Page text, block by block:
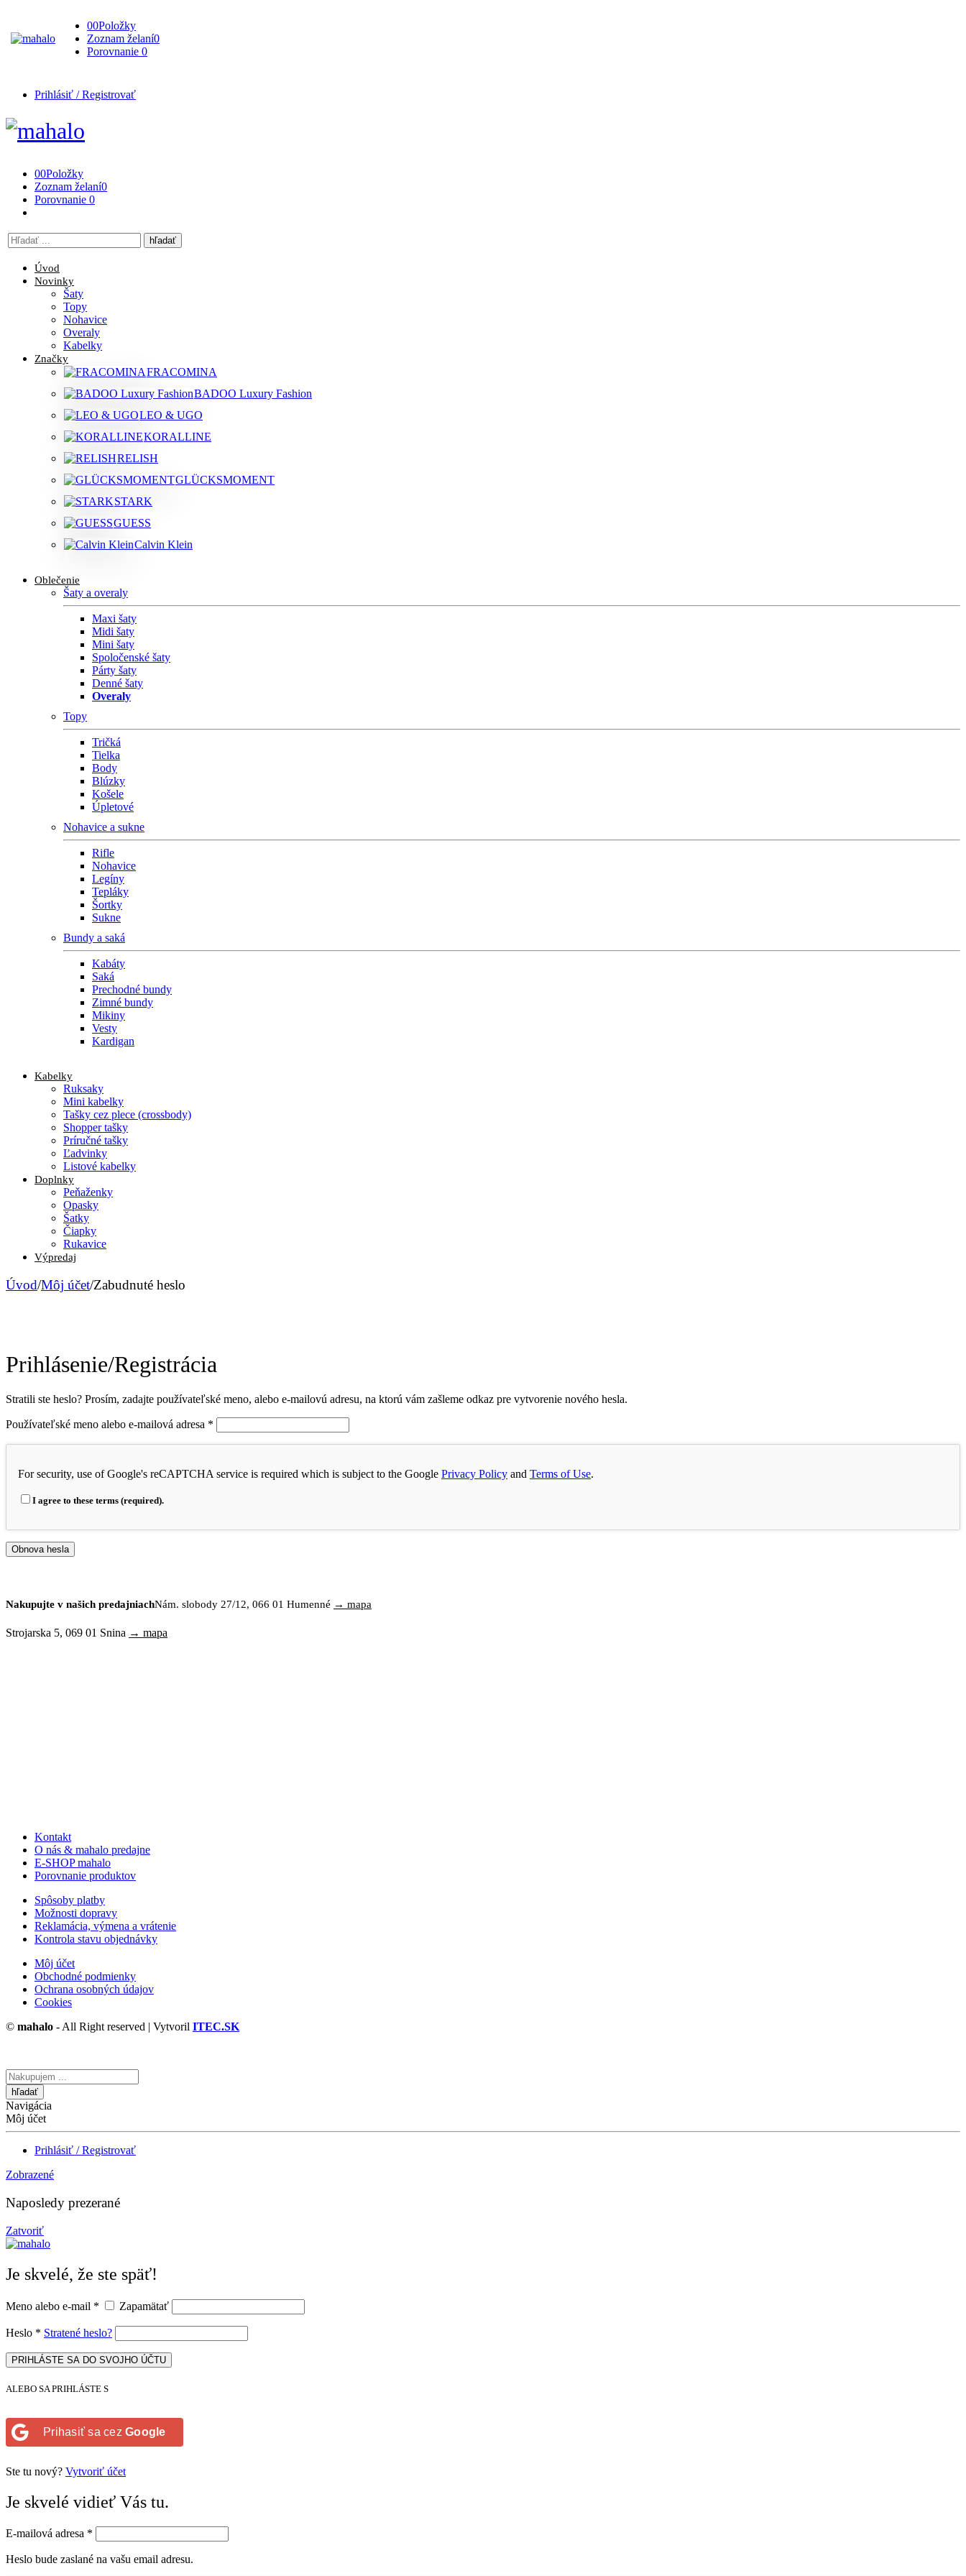
00Položky
Zoznam želaní0
Porovnanie 0
Prihlásiť / Registrovať
00Položky
Zoznam želaní0
Porovnanie 0
Vyhľadávanie
tu
Úvod
Novinky
Šaty
Topy
Nohavice
Overaly
Kabelky
Značky
FRACOMINA
BADOO Luxury Fashion
LEO & UGO
KORALLINE
RELISH
GLÜCKSMOMENT
STARK
GUESS
Calvin Klein
Oblečenie
Šaty a overaly
Maxi šaty
Midi šaty
Mini šaty
Spoločenské šaty
Párty šaty
Denné šaty
Overaly
Topy
Tričká
Tielka
Body
Blúzky
Košele
Úpletové
Nohavice a sukne
Rifle
Nohavice
Legíny
Tepláky
Šortky
Sukne
Bundy a saká
Kabáty
Saká
Prechodné bundy
Zimné bundy
Mikiny
Vesty
Kardigan
Kabelky
Ruksaky
Mini kabelky
Tašky cez plece (crossbody)
Shopper tašky
Príručné tašky
Ľadvinky
Listové kabelky
Doplnky
Peňaženky
Opasky
Šatky
Čiapky
Rukavice
Výpredaj
Úvod/Môj účet/Zabudnuté heslo
Prihlásenie/Registrácia
Stratili ste heslo? Prosím, zadajte používateľské meno, alebo e-mailovú adresu, na ktorú vám zašleme odkaz pre vytvorenie nového hesla.
Používateľské meno alebo e-mailová adresa *
For security, use of Google's reCAPTCHA service is required which is subject to the Google Privacy Policy and Terms of Use.
I agree to these terms (required).
Obnova hesla
Nakupujte v našich predajniachNám. slobody 27/12, 066 01 Humenné → mapa
Strojarska 5, 069 01 Snina → mapa
Kontakt
O nás & mahalo predajne
E-SHOP mahalo
Porovnanie produktov
Spôsoby platby
Možnosti dopravy
Reklamácia, výmena a vrátenie
Kontrola stavu objednávky
Môj účet
Obchodné podmienky
Ochrana osobných údajov
Cookies
© mahalo - All Right reserved | Vytvoril ITEC.SK
Vyhľadávanie
tu
Navigácia
Môj účet
Prihlásiť / Registrovať
Zobrazené
Naposledy prezerané
Zatvoriť
Je skvelé, že ste späť!
Meno alebo e-mail * Zapamätať
Heslo * Stratené heslo?
PRIHLÁSTE SA DO SVOJHO ÚČTU
ALEBO SA PRIHLÁSTE S
Prihasiť sa cez Google
Ste tu nový? Vytvoriť účet
Je skvelé vidieť Vás tu.
E-mailová adresa *
Heslo bude zaslané na vašu email adresu.